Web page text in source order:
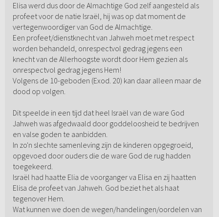
Elisa werd dus door de Almachtige God zelf aangesteld als
profeet voor de natie Israël, hij was op dat moment de
vertegenwoordiger van God de Almachtige.
Een profeet/dienstknecht van Jahweh moet met respect
worden behandeld, onrespectvol gedrag jegens een
knecht van de Allerhoogste wordt door Hem gezien als
onrespectvol gedrag jegens Hem!
Volgens de 10-geboden (Exod. 20) kan daar alleen maar de
dood op volgen.
Dit speelde in een tijd dat heel Israël van de ware God
Jahweh was afgedwaald door goddeloosheid te bedrijven
en valse goden te aanbidden.
In zo'n slechte samenleving zijn de kinderen opgegroeid,
opgevoed door ouders die de ware God de rug hadden
toegekeerd.
Israël had haatte Elia de voorganger va Elisa en zij haatten
Elisa de profeet van Jahweh. God beziet het als haat
tegenover Hem.
Wat kunnen we doen de wegen/handelingen/oordelen van